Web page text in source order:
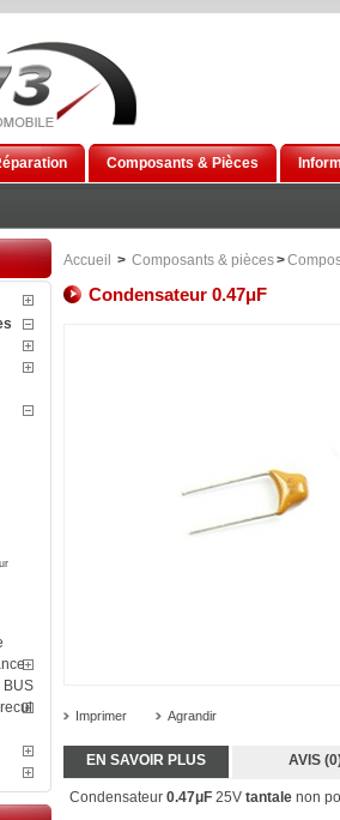
Composants & Pièces
BUS
Accueil > Composants & pièces>
Condensateur 0.47μF
Imprimer Agrandir
EN SAVOIR PLUS AVIS
Condensateur 0.47μF 25V tantale non